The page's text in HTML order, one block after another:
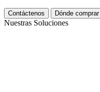
Contáctenos Dónde comprar
Nuestras Soluciones